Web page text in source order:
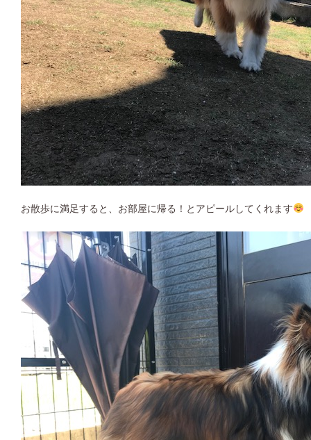
お散歩に満足すると、お部屋に帰る！とアピールしてくれます